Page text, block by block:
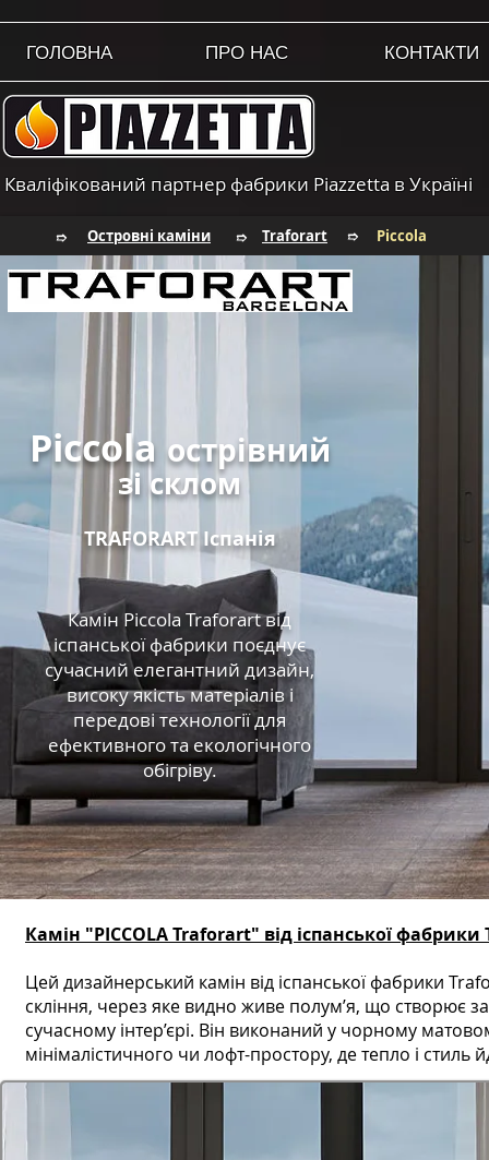
ГОЛОВНА ПРО НАС КОНТАКТИ
Кваліфікований партнер фабрики Piazzetta в Україні
➱ Островні каміни ➱ Traforart ➱ Piccola
Piccola острівний
зі склом
TRAFORART Іспанія
Камін Piccola Traforart від
іспанської фабрики поєднує
сучасний елегантний дизайн,
високу якість матеріалів і
передові технології для
ефективного та екологічного
обігріву.
Камін "PICCOLA Traforart" від іспанської
Цей дизайнерський камін від іспанської фабрики
скління, через яке видно живе полум’я, що створює
сучасному інтер’єрі. Він виконаний у чорному
мінімалістичного чи лофт-простору, де тепло і стиль